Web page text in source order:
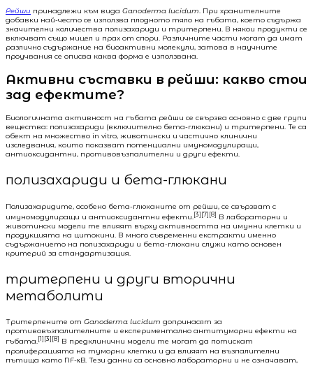
Рейши принадлежи към вида Ganoderma lucidum. При хранителните
добавки най-често се използва плодното тяло на гъбата, което съдържа
значителни количества полизахариди и тритерпени. В някои продукти се
включват също мицел и прах от спори. Различните части могат да имат
различно съдържание на биоактивни молекули, затова в научните
проучвания се описва каква форма е използвана.
Активни съставки в рейши: какво стои
зад ефектите?
Биологичната активност на гъбата рейши се свързва основно с две групи
вещества: полизахариди (включително бета-глюкани) и тритерпени. Те са
обект на множество in vitro, животински и частично клинични
изследвания, които показват потенциални имуномодулиращи,
антиоксидантни, противовъзпалителни и други ефекти.
полизахариди и бета-глюкани
Полизахаридите, особено бета-глюканите от рейши, се свързват с
имуномодулиращи и антиоксидантни ефекти.[3][7][8] В лабораторни и
животински модели те влияят върху активността на имунни клетки и
продукцията на цитокини. В много съвременни екстракти именно
съдържанието на полизахариди и бета-глюкани служи като основен
критерий за стандартизация.
тритерпени и други вторични
метаболити
Тритерпените от Ganoderma lucidum допринасят за
противовъзпалителните и експериментално антитуморни ефекти на
гъбата.[1][3][8] В предклинични модели те могат да потискат
пролиферацията на туморни клетки и да влияят на възпалителни
пътища като NF-κB. Тези данни са основно лабораторни и не означават,